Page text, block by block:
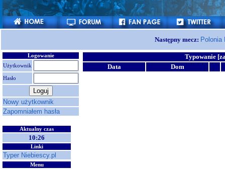
Następny mecz:
Logowanie
Użytkownik
Hasło
Nowy użytkownik
Zapomniałem hasła
Aktualny czas
10:26
Linki
Typer Niebiescy.pl
Menu
Typowanie
Data
Dom